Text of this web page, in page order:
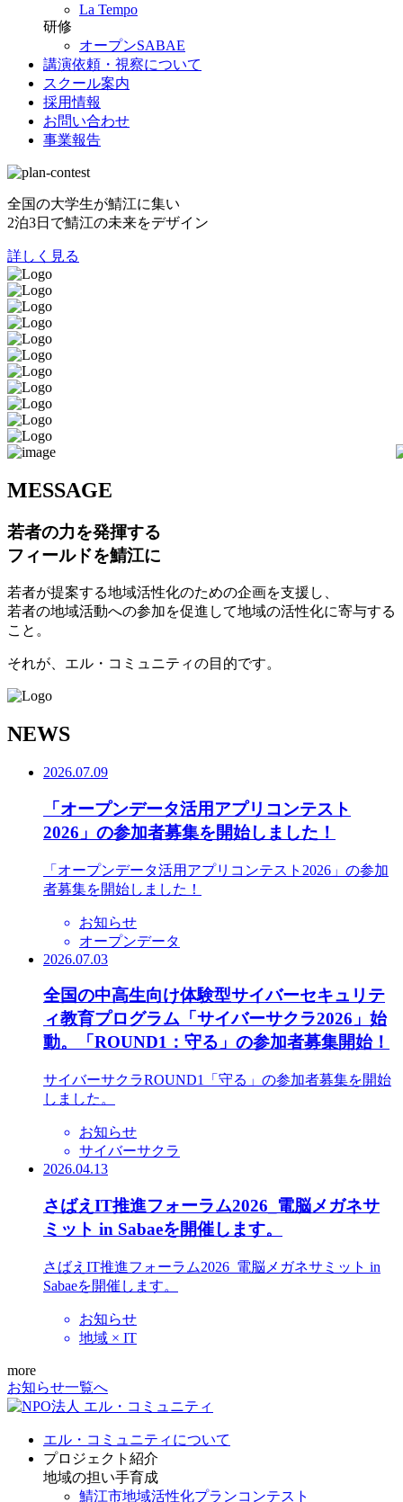
La Tempo
研修
オープンSABAE
講演依頼・視察について
スクール案内
採用情報
お問い合わせ
事業報告
全国の大学生が鯖江に集い
2泊3日で鯖江の未来をデザイン
詳しく見る
MESSAGE
若者の力を発揮する
フィールドを鯖江に
若者が提案する地域活性化のための企画を支援し、
若者の地域活動への参加を促進して地域の活性化に寄与する
こと。
それが、エル・コミュニティの目的です。
NEWS
2026.07.09
「オープンデータ活用アプリコンテスト
2026」の参加者募集を開始しました！
「オープンデータ活用アプリコンテスト2026」の参加
者募集を開始しました！
お知らせ
オープンデータ
2026.07.03
全国の中高生向け体験型サイバーセキュリテ
ィ教育プログラム「サイバーサクラ2026」始
動。「ROUND1：守る」の参加者募集開始！
サイバーサクラROUND1「守る」の参加者募集を開始
しました。
お知らせ
サイバーサクラ
2026.04.13
さばえIT推進フォーラム2026_電脳メガネサ
ミット in Sabaeを開催します。
さばえIT推進フォーラム2026_電脳メガネサミット in
Sabaeを開催します。
お知らせ
地域 × IT
more
お知らせ一覧へ
エル・コミュニティについて
プロジェクト紹介
地域の担い手育成
鯖江市地域活性化プランコンテスト